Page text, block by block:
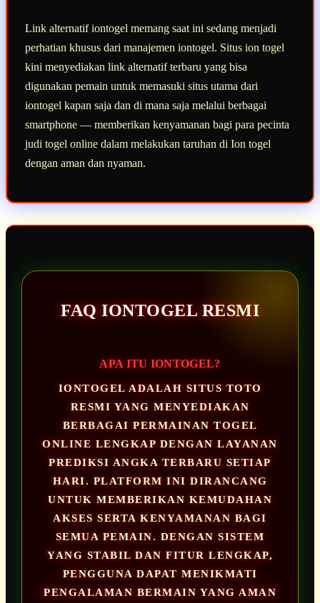
Link alternatif iontogel memang saat ini sedang menjadi
perhatian khusus dari manajemen iontogel. Situs ion togel
kini menyediakan link alternatif terbaru yang bisa
digunakan pemain untuk memasuki situs utama dari
iontogel kapan saja dan di mana saja melalui berbagai
smartphone — memberikan kenyamanan bagi para pecinta
judi togel online dalam melakukan taruhan di Ion togel
dengan aman dan nyaman.
FAQ IONTOGEL RESMI
APA ITU IONTOGEL?
IONTOGEL ADALAH SITUS TOTO
RESMI YANG MENYEDIAKAN
BERBAGAI PERMAINAN TOGEL
ONLINE LENGKAP DENGAN LAYANAN
PREDIKSI ANGKA TERBARU SETIAP
HARI. PLATFORM INI DIRANCANG
UNTUK MEMBERIKAN KEMUDAHAN
AKSES SERTA KENYAMANAN BAGI
SEMUA PEMAIN. DENGAN SISTEM
YANG STABIL DAN FITUR LENGKAP,
PENGGUNA DAPAT MENIKMATI
PENGALAMAN BERMAIN YANG AMAN